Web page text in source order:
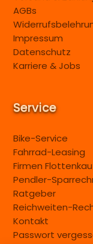
AGBs
Impressum
Datenschutz
Karriere & Jobs
Service
Bike-Service
Fahrrad-Leasing
Firmen
Pendler-
Ratgeber
Reichweiten-
Kontakt
Passwort